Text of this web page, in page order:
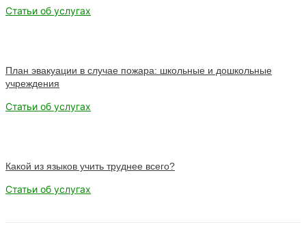
Статьи об услугах
План эвакуации в случае пожара: школьные и дошкольные
учреждения
Статьи об услугах
Какой из языков учить труднее всего?
Статьи об услугах